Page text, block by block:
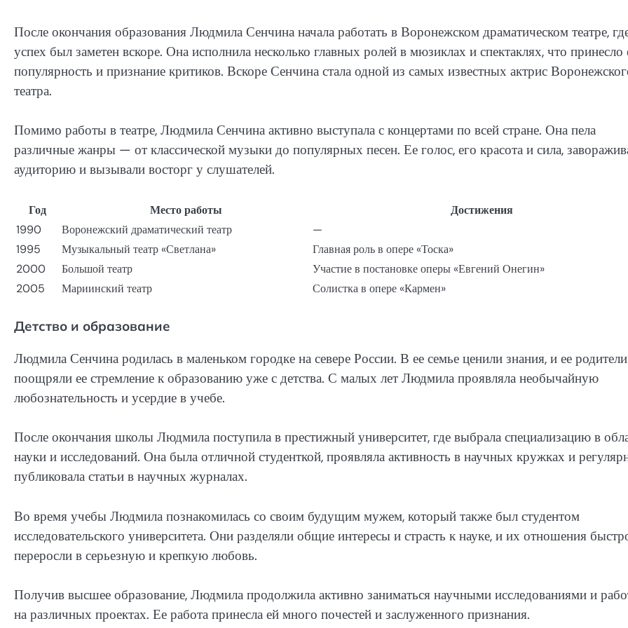
После окончания образования Людмила Сенчина начала работать в Воронежском драматическом театре,
успех был заметен вскоре. Она исполнила несколько главных ролей в мюзиклах и спектаклях, что принесло
популярность и признание критиков. Вскоре Сенчина стала одной из самых известных актрис
театра.
Помимо работы в театре, Людмила Сенчина активно выступала с концертами по всей стране. Она пела
различные жанры — от классической музыки до популярных песен. Ее голос, его красота и сила,
аудиторию и вызывали восторг у слушателей.
Год Место работы
Достижения
1990
Воронежский драматический театр
—
1995
Музыкальный театр «Светлана»
Главная роль в опере «Тоска»
2000
Большой театр
Участие в постановке оперы «Евгений Онегин»
2005
Мариинский театр Солистка в опере «Кармен»
Детство и образование
Людмила Сенчина родилась в маленьком городке на севере России. В ее семье ценили знания, и ее родители
поощряли ее стремление к образованию уже с детства. С малых лет Людмила проявляла необычайную
любознательность и усердие в учебе.
После окончания школы Людмила поступила в престижный университет, где выбрала специализацию в
науки и исследований. Она была отличной студенткой, проявляла активность в научных кружках и
публиковала статьи в научных журналах.
Во время учебы Людмила познакомилась со своим будущим мужем, который также был студентом
исследовательского университета. Они разделяли общие интересы и страсть к науке, и их отношения
переросли в серьезную и крепкую любовь.
Получив высшее образование, Людмила продолжила активно заниматься научными исследованиями и
на различных проектах. Ее работа принесла ей много почестей и заслуженного признания.